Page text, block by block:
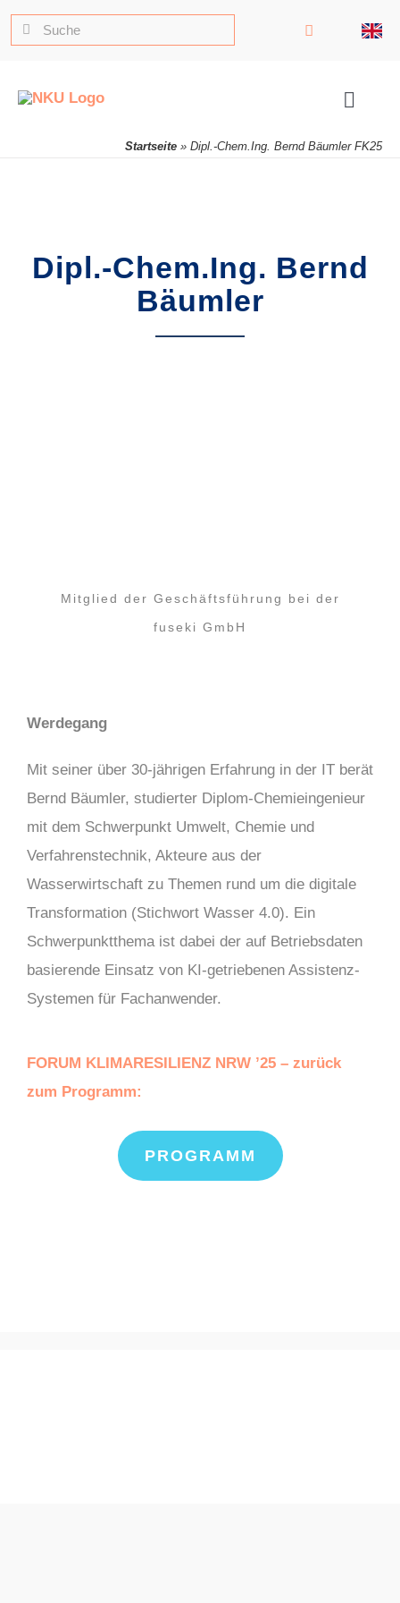
Dipl.-
Chem.Ing.
Bäumler
Zum
Inhalt
Suche
Toggle
Startseite »Dipl.-Chem.Ing. Bernd Bäumler FK25
Dipl.-Chem.Ing. Bernd
Bäumler
Mitglied der Geschäftsführung bei der
fuseki GmbH
Werdegang
Mit seiner über 30-jährigen Erfahrung in der IT berät
Bernd Bäumler, studierter Diplom-Chemieingenieur
mit dem Schwerpunkt Umwelt, Chemie und
Verfahrenstechnik, Akteure aus der
Wasserwirtschaft zu Themen rund um die digitale
Transformation (Stichwort Wasser 4.0). Ein
Schwerpunktthema ist dabei der auf Betriebsdaten
basierende Einsatz von KI-getriebenen Assistenz-
Systemen für Fachanwender.
FORUM KLIMARESILIENZ NRW ’25 – zurück
zum Programm:
PROGRAMM